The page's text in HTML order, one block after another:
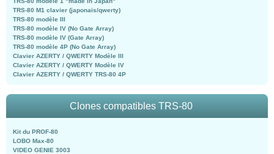
TRS-80 M1 clavier (japonais/qwerty)
TRS-80 modèle III
TRS-80 modèle IV (No Gate Array)
TRS-80 modèle IV (Gate Array)
TRS-80 modèle 4P (No Gate Array)
Clavier AZERTY / QWERTY Modèle III
Clavier AZERTY / QWERTY Modèle IV
Clavier AZERTY / QWERTY TRS-80 4P
Clones compatibles TRS-80
Kit du PROF-80
LOBO Max-80
VIDEO GENIE 3003